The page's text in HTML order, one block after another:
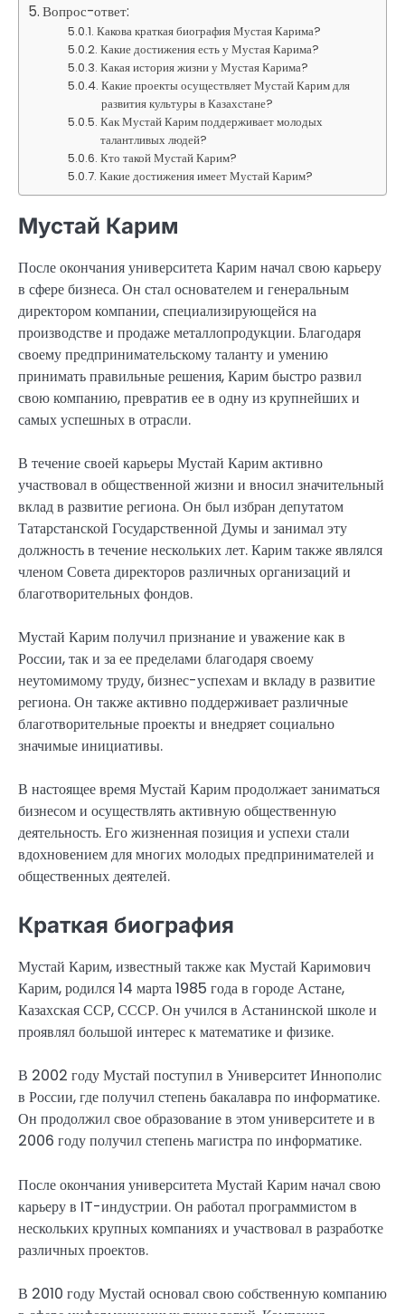
Вопрос-ответ:
Какова краткая биография Мустая Карима?
Какие достижения есть у Мустая Карима?
Какая история жизни у Мустая Карима?
Какие проекты осуществляет Мустай Карим для
развития культуры в Казахстане?
Как Мустай Карим поддерживает молодых
талантливых людей?
Кто такой Мустай Карим?
Какие достижения имеет Мустай Карим?
Мустай Карим
После окончания университета Карим начал свою карьеру
в сфере бизнеса. Он стал основателем и генеральным
директором компании, специализирующейся на
производстве и продаже металлопродукции. Благодаря
своему предпринимательскому таланту и умению
принимать правильные решения, Карим быстро развил
свою компанию, превратив ее в одну из крупнейших и
самых успешных в отрасли.
В течение своей карьеры Мустай Карим активно
участвовал в общественной жизни и вносил значительный
вклад в развитие региона. Он был избран депутатом
Татарстанской Государственной Думы и занимал эту
должность в течение нескольких лет. Карим также являлся
членом Совета директоров различных организаций и
благотворительных фондов.
Мустай Карим получил признание и уважение как в
России, так и за ее пределами благодаря своему
неутомимому труду, бизнес-успехам и вкладу в развитие
региона. Он также активно поддерживает различные
благотворительные проекты и внедряет социально
значимые инициативы.
В настоящее время Мустай Карим продолжает заниматься
бизнесом и осуществлять активную общественную
деятельность. Его жизненная позиция и успехи стали
вдохновением для многих молодых предпринимателей и
общественных деятелей.
Краткая биография
Мустай Карим, известный также как Мустай Каримович
Карим, родился 14 марта 1985 года в городе Астане,
Казахская ССР, СССР. Он учился в Астанинской школе и
проявлял большой интерес к математике и физике.
В 2002 году Мустай поступил в Университет Иннополис
в России, где получил степень бакалавра по информатике.
Он продолжил свое образование в этом университете и в
2006 году получил степень магистра по информатике.
После окончания университета Мустай Карим начал свою
карьеру в IT-индустрии. Он работал программистом в
нескольких крупных компаниях и участвовал в разработке
различных проектов.
В 2010 году Мустай основал свою собственную компанию